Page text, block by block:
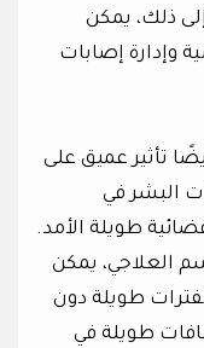
ذلك، يمكن
وإدارة إصابات
تأثير عميق على
البشر في
طويلة الأمد.
العلاجي، يمكن
لفترات طويلة دون
طويلة في